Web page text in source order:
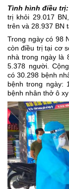
Tình hình điều trị:
trị khỏi 29.017
trên và 28.937 BN
Trong ngày có 98
còn điều trị tại cơ
nhà trong ngày là
5.378 người.
có 30.298 bệnh
bệnh trong ngày:
bệnh nhân thở ô